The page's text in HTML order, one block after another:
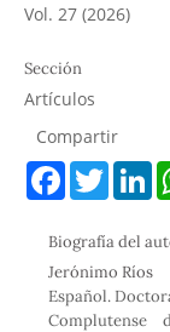
Vol. 27 (2026)
Sección
Artículos
Compartir
F
b
o
o
k
T
w
t
e
r
L
e
d
n
Biografía del
Jerónimo Ríos
Español.